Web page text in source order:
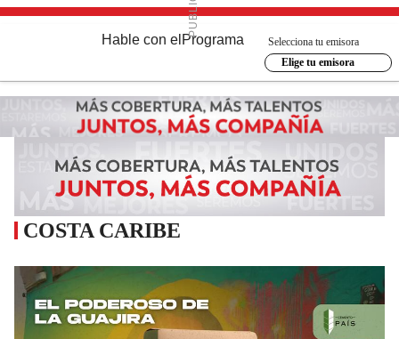
Hable con el Programa
Selecciona tu emisora
Elige tu emisora
COSTA CARIBE